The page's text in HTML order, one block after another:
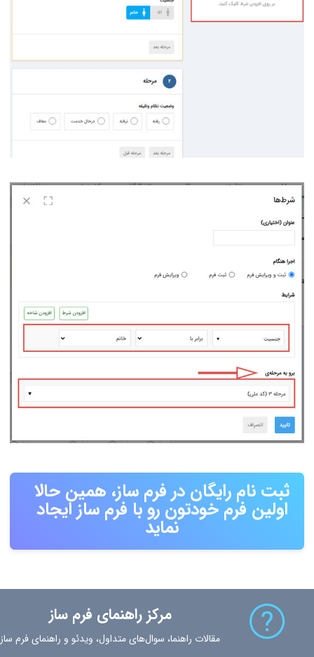
ثبت نام رایگان در فرم ساز، همین حالا
اولین فرم خودتون رو با فرم ساز ایجاد
نماید
مرکز راهنمای فرم ساز
مقالات راهنما، سوال‌های متداول، ویدئو و راهنمای فرم ساز